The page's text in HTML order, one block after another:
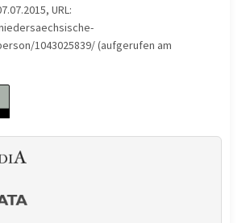
URL:
1043025839/ (aufgerufen am